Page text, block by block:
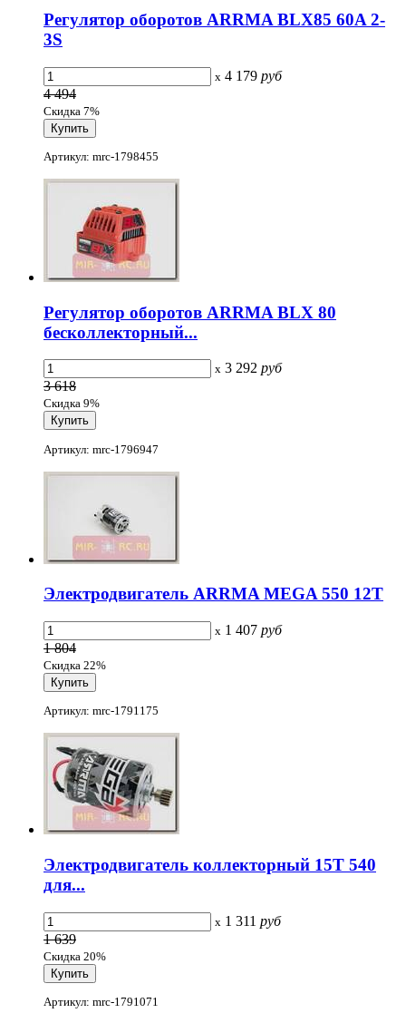
Регулятор оборотов ARRMA BLX85 60A 2-
3S
x 4 179 руб
4 494
Скидка 7%
Артикул: mrc-1798455
Регулятор оборотов ARRMA BLX 80
бесколлекторный...
x 3 292 руб
3 618
Скидка 9%
Артикул: mrc-1796947
Электродвигатель ARRMA MEGA 550 12T
x 1 407 руб
1 804
Скидка 22%
Артикул: mrc-1791175
Электродвигатель коллекторный 15T 540
для...
x 1 311 руб
1 639
Скидка 20%
Артикул: mrc-1791071